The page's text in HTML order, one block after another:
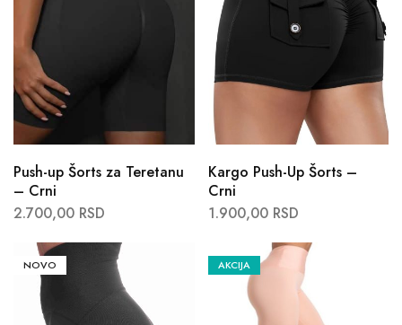
Push-up Šorts za Teretanu
– Crni
2.700,00 RSD
Kargo Push-Up Šorts –
Crni
1.900,00 RSD
NOVO AKCIJA